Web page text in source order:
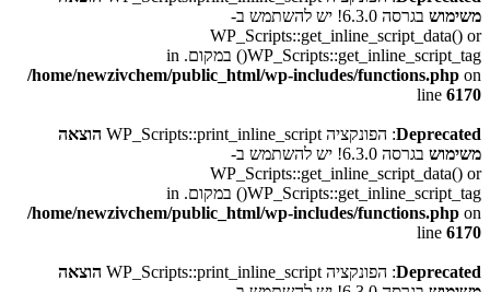
משימוש
בגרסה 6.3.0! יש להשתמש ב-
WP_Scripts::get_inline_script_data() or
WP_Scripts::get_inline_script_tag() במקום. in
/home/newzivchem/public_html/wp-includes/functions.php on
line 6170
Deprecated: הפונקציה WP_Scripts::print_inline_script
הוצאה
משימוש
בגרסה 6.3.0! יש להשתמש ב-
WP_Scripts::get_inline_script_data() or
WP_Scripts::get_inline_script_tag() במקום. in
/home/newzivchem/public_html/wp-includes/functions.php on
line 6170
Deprecated: הפונקציה WP_Scripts::print_inline_script
הוצאה